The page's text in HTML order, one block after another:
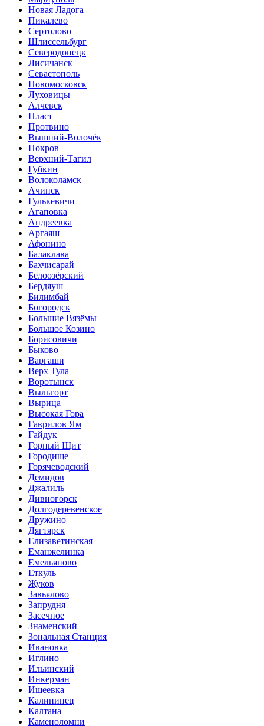
Новая Ладога
Пикалево
Сертолово
Шлиссельбург
Северодонецк
Лисичанск
Севастополь
Новомосковск
Луховицы
Алчевск
Пласт
Протвино
Вышний-Волочёк
Покров
Верхний-Тагил
Губкин
Волоколамск
Ачинск
Гулькевичи
Агаповка
Андреевка
Аргаяш
Афонино
Балаклава
Бахчисарай
Белоозёрский
Бердяуш
Билимбай
Богородск
Большие Вязёмы
Большое Козино
Борисовичи
Быково
Варгаши
Верх Тула
Воротынск
Выльгорт
Вырица
Высокая Гора
Гаврилов Ям
Гайдук
Горный Щит
Городище
Горячеводский
Демидов
Джалиль
Дивногорск
Долгодеревенское
Дружино
Дягтярск
Елизаветинская
Еманжелинка
Емельяново
Еткуль
Жуков
Завьялово
Запрудня
Засечное
Знаменский
Зональная Станция
Ивановка
Иглино
Ильинский
Инкерман
Ишеевка
Калининец
Калтана
Каменоломни